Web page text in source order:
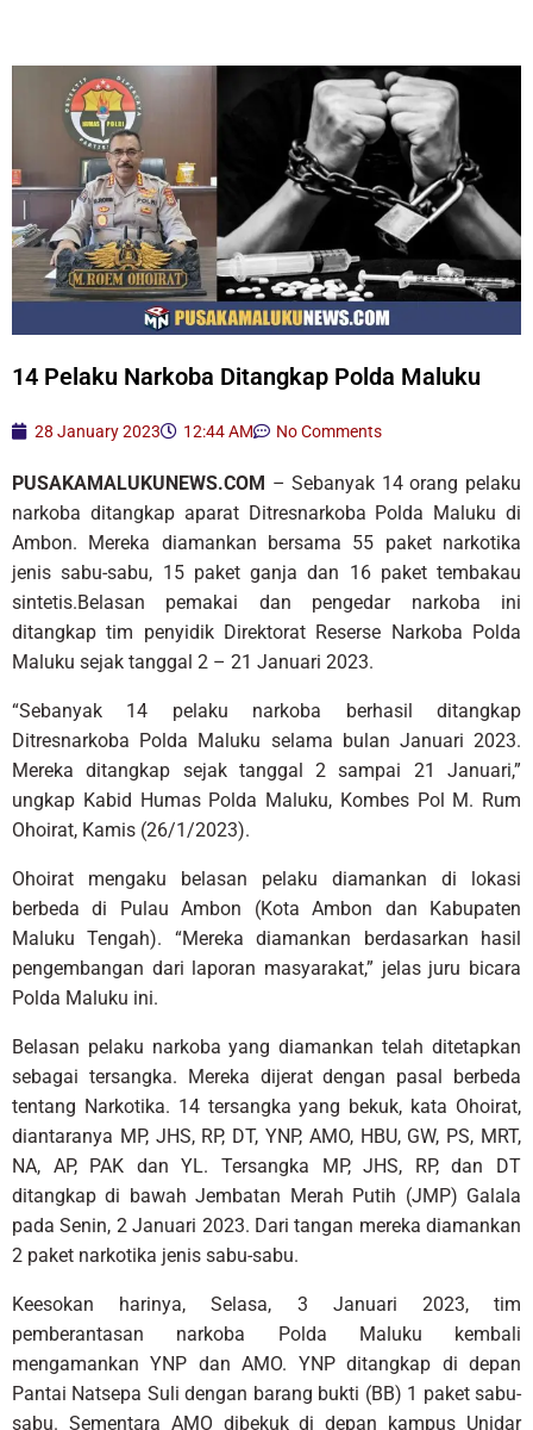
14 Pelaku Narkoba Ditangkap Polda Maluku
28 January 2023 12:44 AM No Comments
PUSAKAMALUKUNEWS.COM – Sebanyak 14 orang pelaku
narkoba ditangkap aparat Ditresnarkoba Polda Maluku di
Ambon. Mereka diamankan bersama 55 paket narkotika
jenis sabu-sabu, 15 paket ganja dan 16 paket tembakau
sintetis.Belasan pemakai dan pengedar narkoba ini
ditangkap tim penyidik Direktorat Reserse Narkoba Polda
Maluku sejak tanggal 2 – 21 Januari 2023.
“Sebanyak 14 pelaku narkoba berhasil ditangkap
Ditresnarkoba Polda Maluku selama bulan Januari 2023.
Mereka ditangkap sejak tanggal 2 sampai 21 Januari,”
ungkap Kabid Humas Polda Maluku, Kombes Pol M. Rum
Ohoirat, Kamis (26/1/2023).
Ohoirat mengaku belasan pelaku diamankan di lokasi
berbeda di Pulau Ambon (Kota Ambon dan Kabupaten
Maluku Tengah). “Mereka diamankan berdasarkan hasil
pengembangan dari laporan masyarakat,” jelas juru bicara
Polda Maluku ini.
Belasan pelaku narkoba yang diamankan telah ditetapkan
sebagai tersangka. Mereka dijerat dengan pasal berbeda
tentang Narkotika. 14 tersangka yang bekuk, kata Ohoirat,
diantaranya MP, JHS, RP, DT, YNP, AMO, HBU, GW, PS, MRT,
NA, AP, PAK dan YL. Tersangka MP, JHS, RP, dan DT
ditangkap di bawah Jembatan Merah Putih (JMP) Galala
pada Senin, 2 Januari 2023. Dari tangan mereka diamankan
2 paket narkotika jenis sabu-sabu.
Keesokan harinya, Selasa, 3 Januari 2023, tim
pemberantasan narkoba Polda Maluku kembali
mengamankan YNP dan AMO. YNP ditangkap di depan
Pantai Natsepa Suli dengan barang bukti (BB) 1 paket sabu-
sabu. Sementara AMO dibekuk di depan kampus Unidar